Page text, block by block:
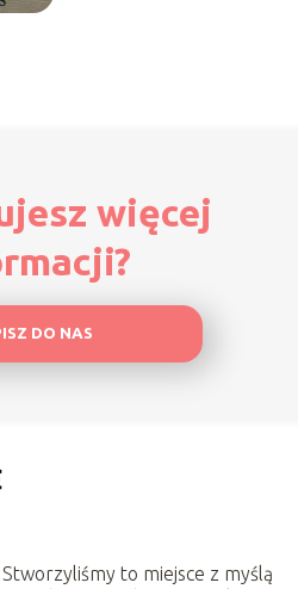
więcej
DO NAS
to miejsce z myślą